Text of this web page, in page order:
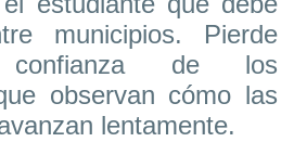
municipios. Pierde
de los
observan cómo las
lentamente.